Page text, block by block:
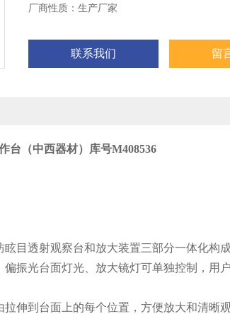
厂商性质：生产厂家
联系我们 留
台（中西器材）库号M408536
目透射观察台和放大装置三部分一体化构成
振光台面灯光、放大镜灯可单独控制，用
伸到台面上的每个位置，方便放大和清晰观